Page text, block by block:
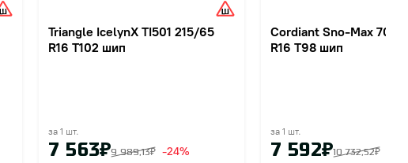
Triangle IcelynX TI501 215/65
R16 T102 шип
за 1 шт.
7 563₽9 989,13₽ -24%
Cordiant Sno-Max
R16 T98 шип
за 1 шт.
7 592₽10 732,52₽